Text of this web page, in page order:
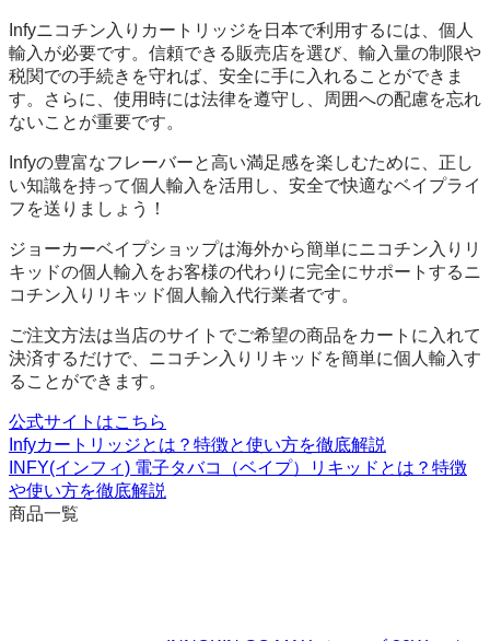
Infyニコチン入りカートリッジを日本で利用するには、個人
輸入が必要です。信頼できる販売店を選び、輸入量の制限や
税関での手続きを守れば、安全に手に入れることができま
す。さらに、使用時には法律を遵守し、周囲への配慮を忘れ
ないことが重要です。
Infyの豊富なフレーバーと高い満足感を楽しむために、正し
い知識を持って個人輸入を活用し、安全で快適なベイプライ
フを送りましょう！
ジョーカーベイプショップは海外から簡単にニコチン入りリ
キッドの個人輸入をお客様の代わりに完全にサポートするニ
コチン入りリキッド個人輸入代行業者です。
ご注文方法は当店のサイトでご希望の商品をカートに入れて
決済するだけで、ニコチン入りリキッドを簡単に個人輸入す
ることができます。
公式サイトはこちら
Infyカートリッジとは？特徴と使い方を徹底解説
INFY(インフィ) 電子タバコ（ベイプ）リキッドとは？特徴
や使い方を徹底解説
商品一覧